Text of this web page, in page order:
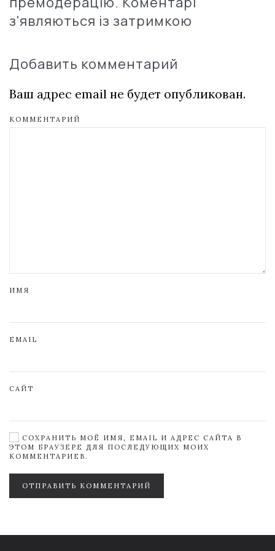
з'являються із затримкою
Добавить комментарий
Ваш адрес email не будет опубликован.
КОММЕНТАРИЙ
ИМЯ
EMAIL
САЙТ
СОХРАНИТЬ МОЁ ИМЯ, EMAIL И АДРЕС САЙТА В
ЭТОМ БРАУЗЕРЕ ДЛЯ ПОСЛЕДУЮЩИХ МОИХ
КОММЕНТАРИЕВ.
ОТПРАВИТЬ КОММЕНТАРИЙ